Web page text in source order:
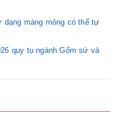
dạng màng mỏng có thể tự
quy tụ ngành Gốm sứ và